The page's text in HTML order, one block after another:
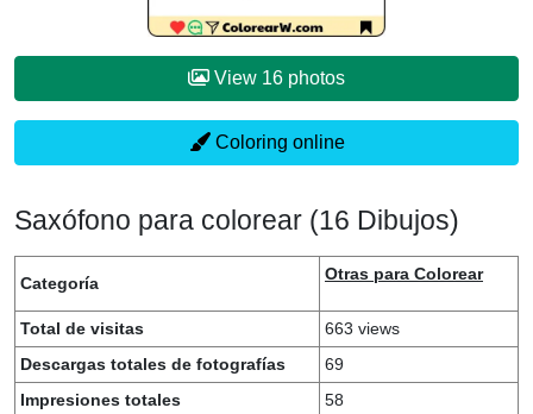
View 16 photos
Coloring online
Saxófono para colorear (16 Dibujos)
Categoría Otras para Colorear
Total de visitas
663 views
Descargas totales de fotografías
69
Impresiones totales
58